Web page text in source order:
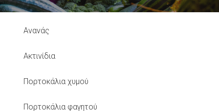
Ανανάς
Ακτινίδια
Πορτοκάλια χυμού
Πορτοκάλια φαγητού